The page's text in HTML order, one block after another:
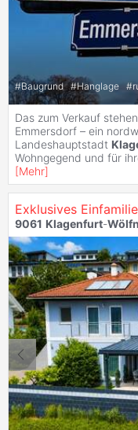
#Baugrund #Hanglage #
Das zum Verkauf
Emmersdorf – ein
Landeshauptstadt
Wohngegend und für
[Mehr]
9061 Klagenfurt-